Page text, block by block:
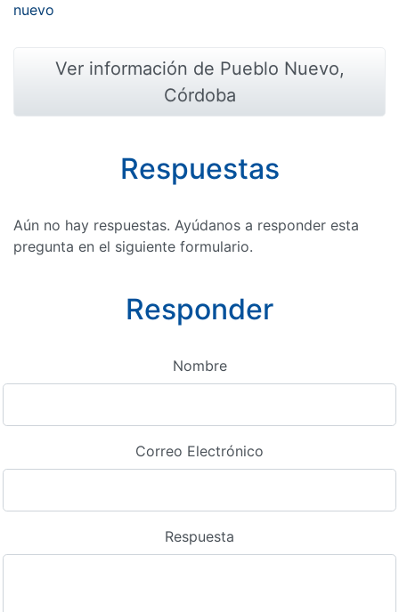
nuevo
Ver información de Pueblo Nuevo,
Córdoba
Respuestas
Aún no hay respuestas. Ayúdanos a responder esta
pregunta en el siguiente formulario.
Responder
Nombre
Correo Electrónico
Respuesta